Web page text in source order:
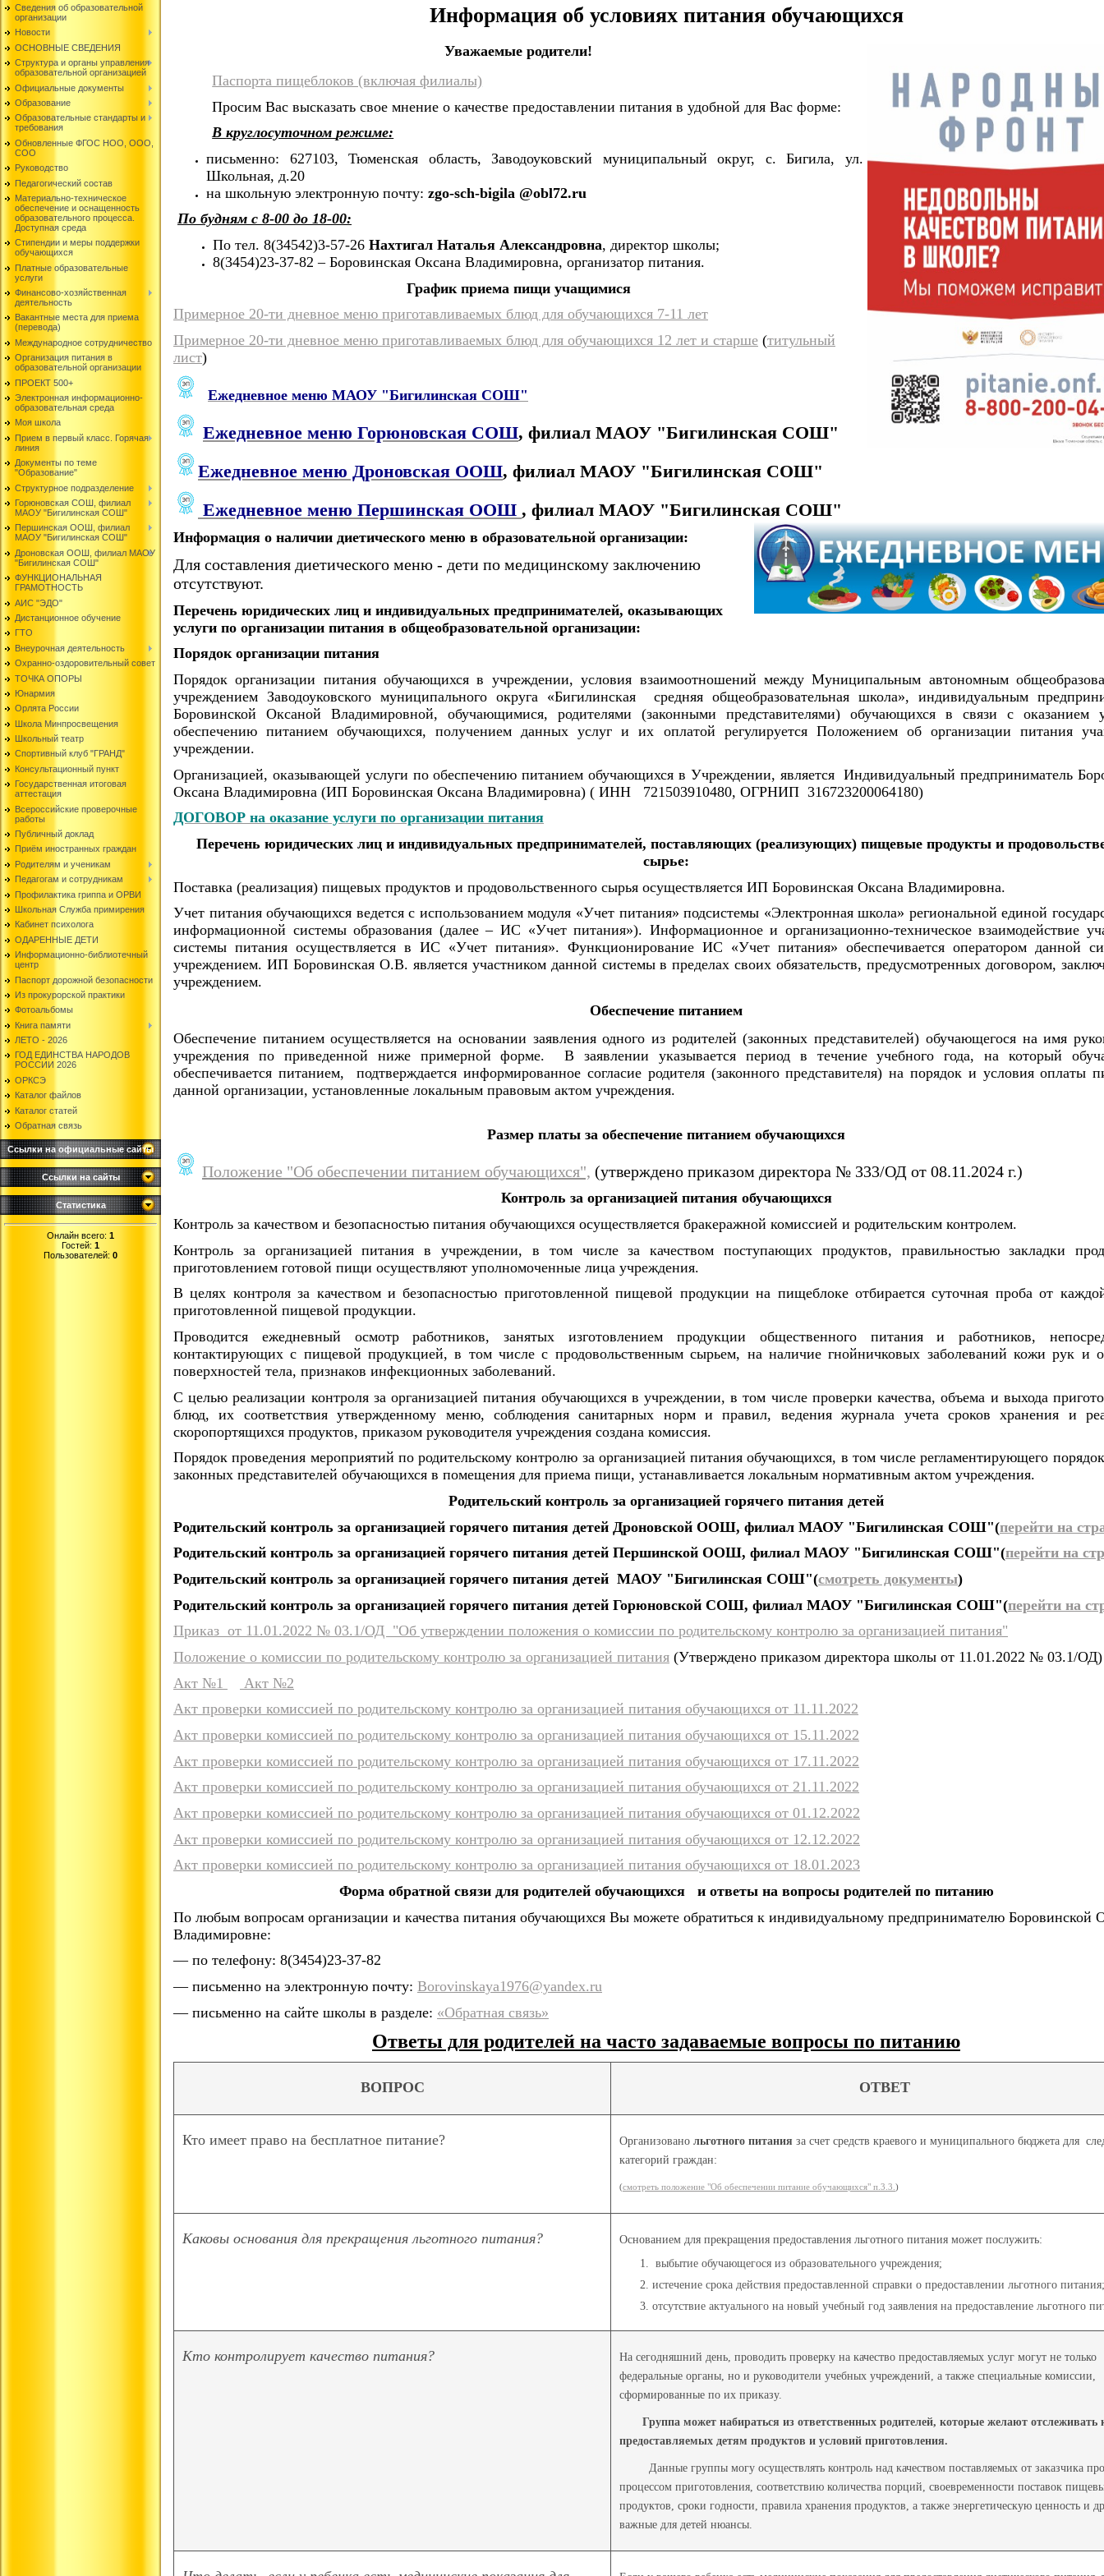
Сведения об образовательной
организации
Новости
ОСНОВНЫЕ СВЕДЕНИЯ
Структура и органы управления
образовательной организацией
Официальные документы
Образование
Образовательные стандарты и
требования
Обновленные ФГОС НОО, ООО,
СОО
Руководство
Педагогический состав
Материально-техническое
обеспечение и оснащенность
образовательного процесса.
Доступная среда
Стипендии и меры поддержки
обучающихся
Платные образовательные
услуги
Финансово-хозяйственная
деятельность
Вакантные места для приема
(перевода)
Международное сотрудничество
Организация питания в
образовательной организации
ПРОЕКТ 500+
Электронная информационно-
образовательная среда
Моя школа
Прием в первый класс. Горячая
линия
Документы по теме
"Образование"
Структурное подразделение
Горюновская СОШ, филиал
МАОУ "Бигилинская СОШ"
Першинская ООШ, филиал
МАОУ "Бигилинская СОШ"
Дроновская ООШ, филиал МАОУ
"Бигилинская СОШ"
ФУНКЦИОНАЛЬНАЯ
ГРАМОТНОСТЬ
АИС "ЭДО"
Дистанционное обучение
ГТО
Внеурочная деятельность
Охранно-оздоровительный совет
ТОЧКА ОПОРЫ
Юнармия
Орлята России
Школа Минпросвещения
Школьный театр
Спортивный клуб "ГРАНД"
Консультационный пункт
Государственная итоговая
аттестация
Всероссийские проверочные
работы
Публичный доклад
Приём иностранных граждан
Родителям и ученикам
Педагогам и сотрудникам
Профилактика гриппа и ОРВИ
Школьная Служба примирения
Кабинет психолога
ОДАРЕННЫЕ ДЕТИ
Информационно-библиотечный
центр
Паспорт дорожной безопасности
Из прокурорской практики
Фотоальбомы
Книга памяти
ЛЕТО - 2026
ГОД ЕДИНСТВА НАРОДОВ
РОССИИ 2026
ОРКСЭ
Каталог файлов
Каталог статей
Обратная связь
Ссылки на официальные сайты
Ссылки на сайты
Статистика
Онлайн всего: 1
Гостей: 1
Пользователей: 0
Информация об условиях питания обучающихся
Уважаемые родители!
Паспорта пищеблоков (включая филиалы)
Просим Вас высказать свое мнение о качестве предоставлении питания в удобной для Вас форме:
В круглосуточном режиме:
письменно: 627103, Тюменская область, Заводоуковский муниципальный округ, с. Бигила, ул.
Школьная, д.20
на школьную электронную почту: zgo-sch-bigila @obl72.ru
По будням с 8-00 до 18-00:
По тел. 8(34542)3-57-26 Нахтигал Наталья Александровна, директор школы;
8(3454)23-37-82 – Боровинская Оксана Владимировна, организатор питания.
График приема пищи учащимися
Примерное 20-ти дневное меню приготавливаемых блюд для обучающихся 7-11 лет
Примерное 20-ти дневное меню приготавливаемых блюд для обучающихся 12 лет и старше (титульный
лист)
Ежедневное меню МАОУ "Бигилинская СОШ"
Ежедневное меню Горюновская СОШ, филиал МАОУ "Бигилинская СОШ"
Ежедневное меню Дроновская ООШ, филиал МАОУ "Бигилинская СОШ"
Ежедневное меню Першинская ООШ , филиал МАОУ "Бигилинская СОШ"
Информация о наличии диетического меню в образовательной организации:
Для составления диетического меню - дети по медицинскому заключению
отсутствуют.
Перечень юридических лиц и индивидуальных предпринимателей, оказывающих
услуги по организации питания в общеобразовательной организации:
Порядок организации питания
Порядок организации питания обучающихся в учреждении, условия взаимоотношений между Муниципальным автономным
учреждением Заводоуковского муниципального округа «Бигилинская средняя общеобразовательная школа», индивидуальным
Боровинской Оксаной Владимировной, обучающимися, родителями (законными представителями) обучающихся в связи с оказанием
обеспечению питанием обучающихся, получением данных услуг и их оплатой регулируется Положением об организации питания
учреждении.
Организацией, оказывающей услуги по обеспечению питанием обучающихся в Учреждении, является Индивидуальный предприниматель
Оксана Владимировна (ИП Боровинская Оксана Владимировна) ( ИНН 721503910480, ОГРНИП 316723200064180)
ДОГОВОР на оказание услуги по организации питания
Перечень юридических лиц и индивидуальных предпринимателей, поставляющих (реализующих) пищевые продукты и
сырье:
Поставка (реализация) пищевых продуктов и продовольственного сырья осуществляется ИП Боровинская Оксана Владимировна.
Учет питания обучающихся ведется с использованием модуля «Учет питания» подсистемы «Электронная школа» региональной единой
информационной системы образования (далее – ИС «Учет питания»). Информационное и организационно-техническое взаимодействие
системы питания осуществляется в ИС «Учет питания». Функционирование ИС «Учет питания» обеспечивается оператором данной
учреждением. ИП Боровинская О.В. является участником данной системы в пределах своих обязательств, предусмотренных договором,
учреждением.
Обеспечение питанием
Обеспечение питанием осуществляется на основании заявления одного из родителей (законных представителей) обучающегося на имя
учреждения по приведенной ниже примерной форме. В заявлении указывается период в течение учебного года, на который
обеспечивается питанием, подтверждается информированное согласие родителя (законного представителя) на порядок и условия оплаты
данной организации, установленные локальным правовым актом учреждения.
Размер платы за обеспечение питанием обучающихся
Положение "Об обеспечении питанием обучающихся", (утверждено приказом директора № 333/ОД от 08.11.2024 г.)
Контроль за организацией питания обучающихся
Контроль за качеством и безопасностью питания обучающихся осуществляется бракеражной комиссией и родительским контролем.
Контроль за организацией питания в учреждении, в том числе за качеством поступающих продуктов, правильностью закладки
приготовлением готовой пищи осуществляют уполномоченные лица учреждения.
В целях контроля за качеством и безопасностью приготовленной пищевой продукции на пищеблоке отбирается суточная проба от
приготовленной пищевой продукции.
Проводится ежедневный осмотр работников, занятых изготовлением продукции общественного питания и работников,
контактирующих с пищевой продукцией, в том числе с продовольственным сырьем, на наличие гнойничковых заболеваний кожи рук и
поверхностей тела, признаков инфекционных заболеваний.
С целью реализации контроля за организацией питания обучающихся в учреждении, в том числе проверки качества, объема и выхода
блюд, их соответствия утвержденному меню, соблюдения санитарных норм и правил, ведения журнала учета сроков хранения и
скоропортящихся продуктов, приказом руководителя учреждения создана комиссия.
Порядок проведения мероприятий по родительскому контролю за организацией питания обучающихся, в том числе регламентирующего
законных представителей обучающихся в помещения для приема пищи, устанавливается локальным нормативным актом учреждения.
Родительский контроль за организацией горячего питания детей
Родительский контроль за организацией горячего питания детей Дроновской ООШ, филиал МАОУ "Бигилинская СОШ"(перейти на
Родительский контроль за организацией горячего питания детей Першинской ООШ, филиал МАОУ "Бигилинская СОШ"(перейти на
Родительский контроль за организацией горячего питания детей МАОУ "Бигилинская СОШ"(смотреть документы)
Родительский контроль за организацией горячего питания детей Горюновской СОШ, филиал МАОУ "Бигилинская СОШ"(перейти на
Приказ от 11.01.2022 № 03.1/ОД "Об утверждении положения о комиссии по родительскому контролю за организацией питания"
Положение о комиссии по родительскому контролю за организацией питания (Утверждено приказом директора школы от 11.01.2022 № 03.1/ОД)
Акт №1
Акт №2
Акт проверки комиссией по родительскому контролю за организацией питания обучающихся от 11.11.2022
Акт проверки комиссией по родительскому контролю за организацией питания обучающихся от 15.11.2022
Акт проверки комиссией по родительскому контролю за организацией питания обучающихся от 17.11.2022
Акт проверки комиссией по родительскому контролю за организацией питания обучающихся от 21.11.2022
Акт проверки комиссией по родительскому контролю за организацией питания обучающихся от 01.12.2022
Акт проверки комиссией по родительскому контролю за организацией питания обучающихся от 12.12.2022
Акт проверки комиссией по родительскому контролю за организацией питания обучающихся от 18.01.2023
Форма обратной связи для родителей обучающихся и ответы на вопросы родителей по питанию
По любым вопросам организации и качества питания обучающихся Вы можете обратиться к индивидуальному предпринимателю Боровинской
Владимировне:
— по телефону: 8(3454)23-37-82
— письменно на электронную почту: Borovinskaya1976@yandex.ru
— письменно на сайте школы в разделе: «Обратная связь»
Ответы для родителей на часто задаваемые вопросы по питанию
ВОПРОС ОТВЕТ
Кто имеет право на бесплатное питание? Организовано льготного питания за счет средств краевого и муниципального бюджета для
категорий граждан:
(смотреть положение "Об обеспечении питание обучающихся" п.3.3. )
Каковы основания для прекращения льготного питания?
Основанием для прекращения предоставления льготного питания может послужить:
выбытие обучающегося из образовательного учреждения;
истечение срока действия предоставленной справки о предоставлении льготного питания;
отсутствие актуального на новый учебный год заявления на предоставление льготного
Кто контролирует качество питания?
На сегодняшний день, проводить проверку на качество предоставляемых услуг могут не только
федеральные органы, но и руководители учебных учреждений, а также специальные комиссии,
сформированные по их приказу.
Группа может набираться из ответственных родителей, которые желают отслеживать
предоставляемых детям продуктов и условий приготовления.
Данные группы могу осуществлять контроль над качеством поставляемых от заказчика
процессом приготовления, соответствию количества порций, своевременности поставок
продуктов, сроки годности, правила хранения продуктов, а также энергетическую ценность и
важные для детей нюансы.